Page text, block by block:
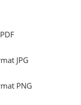
JPG
PNG